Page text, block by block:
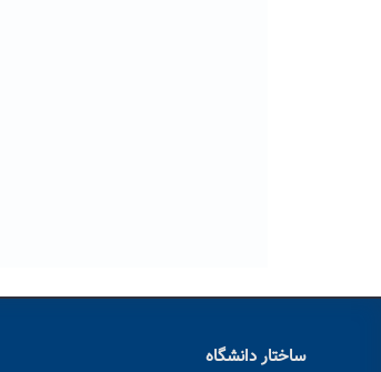
ساختار دانشگاه